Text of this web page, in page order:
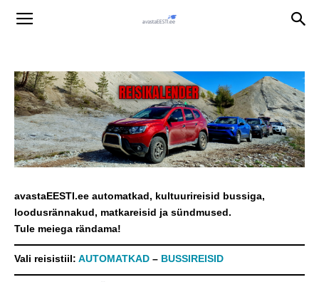
avastaEESTI.ee automatkad, kultuurireisid bussiga,
loodusrännakud, matkareisid ja sündmused.
Tule meiega rändama!
Vali reisistiil: AUTOMATKAD – BUSSIREISID